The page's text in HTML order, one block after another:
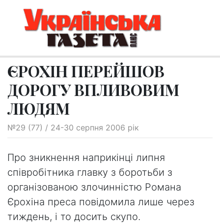
ЄРОХІН ПЕРЕЙШОВ
ДОРОГУ ВПЛИВОВИМ
ЛЮДЯМ
№29 (77) / 24-30 серпня 2006 рік
Про зникнення наприкінці липня
співробітника главку з боротьби з
організованою злочинністю Романа
Єрохіна преса повідомила лише через
тиждень, і то досить скупо.